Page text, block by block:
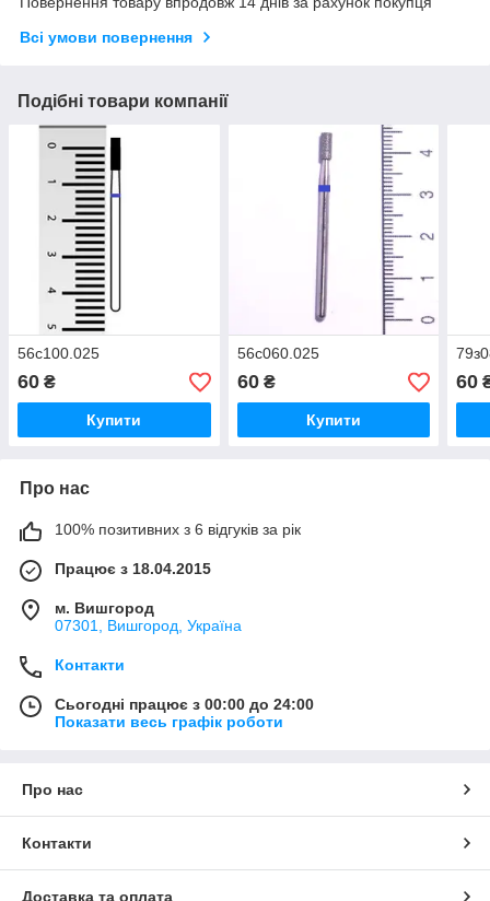
Всі умови повернення
Подібні товари компанії
56с100.025
60 ₴
Купити
56с060.025
60₴
Купити
60
Про нас
100% позитивних з 6 відгуків за рік
Працює з 18.04.2015
м. Вишгород
07301, Вишгород, Україна
Контакти
Сьогодні працює з 00:00 до 24:00
Показати весь графік роботи
Про нас
Контакти
Доставка та оплата